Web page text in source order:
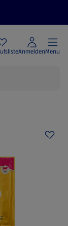
AnmeldenMenu